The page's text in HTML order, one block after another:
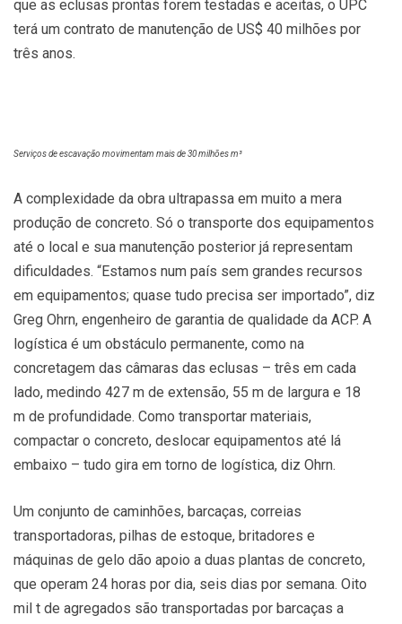
que as eclusas prontas forem testadas e aceitas, o UPC
terá um contrato de manutenção de US$ 40 milhões por
três anos.
Serviços de escavação movimentam mais de 30 milhões m³
A complexidade da obra ultrapassa em muito a mera
produção de concreto. Só o transporte dos equipamentos
até o local e sua manutenção posterior já representam
dificuldades. “Estamos num país sem grandes recursos
em equipamentos; quase tudo precisa ser importado”, diz
Greg Ohrn, engenheiro de garantia de qualidade da ACP. A
logística é um obstáculo permanente, como na
concretagem das câmaras das eclusas – três em cada
lado, medindo 427 m de extensão, 55 m de largura e 18
m de profundidade. Como transportar materiais,
compactar o concreto, deslocar equipamentos até lá
embaixo – tudo gira em torno de logística, diz Ohrn.
Um conjunto de caminhões, barcaças, correias
transportadoras, pilhas de estoque, britadores e
máquinas de gelo dão apoio a duas plantas de concreto,
que operam 24 horas por dia, seis dias por semana. Oito
mil t de agregados são transportadas por barcaças a